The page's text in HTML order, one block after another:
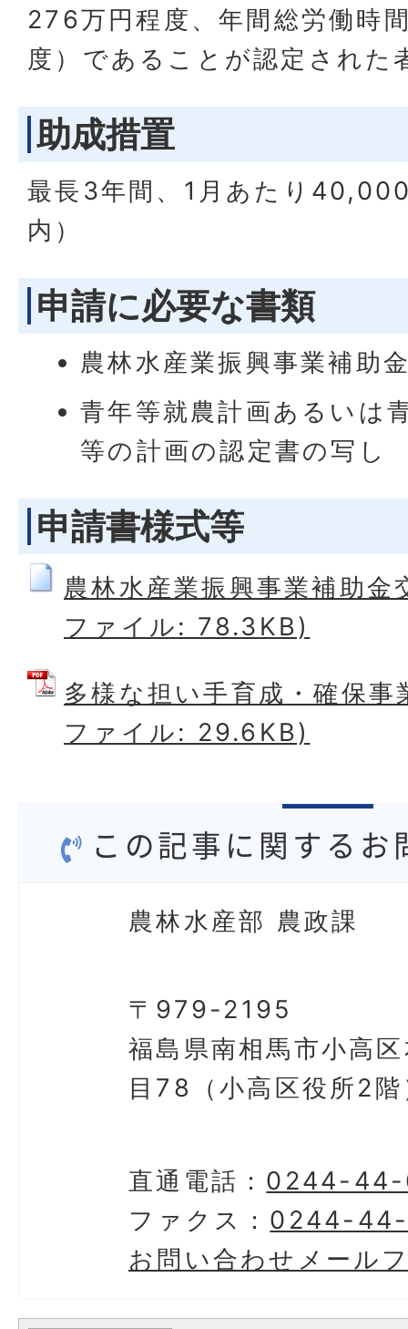
276万円程度、年間総労働時
度）であることが認定された
助成措置
最長3年間、1月あたり
内）
申請に必要な書類
農林水産業振興事業補助
青年等就農計画あるいは
等の計画の認定書の写し
申請書様式等
農林水産業振興事業補助
ファイル: 78.3KB)
多様な担い手育成・確保
ファイル: 29.6KB)
この記事に関するお
農林水産部 農政課
〒979-2195
福島県南相馬市小高
目78（小高区役所2階
直通電話： 0244-
ファクス： 0244-
お問い合わせメール